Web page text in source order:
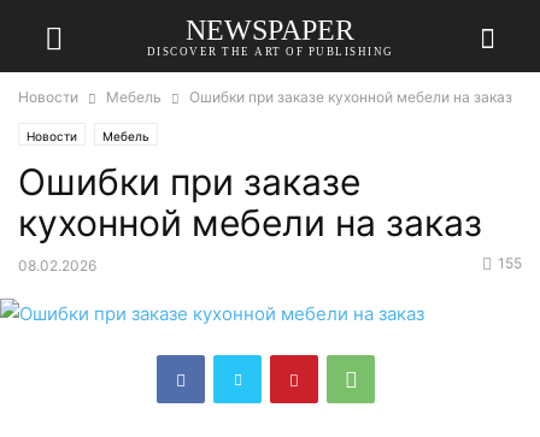
NEWSPAPER
DISCOVER THE ART OF PUBLISHING
Новости Мебель Ошибки при заказе кухонной мебели на заказ
Новости Мебель
Ошибки при заказе
кухонной мебели на заказ
08.02.2026 155